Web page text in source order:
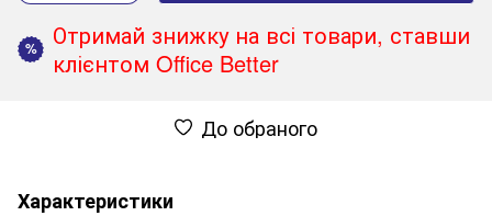
%
Отримай знижку на всі товари, ставши
клієнтом Office Better
До обраного
Характеристики